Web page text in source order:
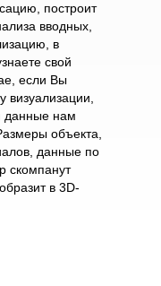
построит
вводных,
в
свой
если Вы
визуализации,
данные нам
объекта,
данные по
скомпанут
в 3D-